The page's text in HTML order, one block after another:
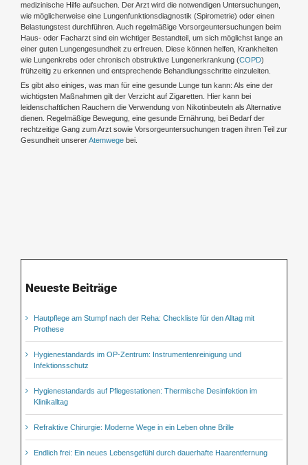
medizinische Hilfe aufsuchen. Der Arzt wird die notwendigen Untersuchungen,
wie möglicherweise eine Lungenfunktionsdiagnostik (Spirometrie) oder einen
Belastungstest durchführen. Auch regelmäßige Vorsorgeuntersuchungen beim
Haus- oder Facharzt sind ein wichtiger Bestandteil, um sich möglichst lange an
einer guten Lungengesundheit zu erfreuen. Diese können helfen, Krankheiten
wie Lungenkrebs oder chronisch obstruktive Lungenerkrankung (COPD)
frühzeitig zu erkennen und entsprechende Behandlungsschritte einzuleiten.
Es gibt also einiges, was man für eine gesunde Lunge tun kann: Als eine der
wichtigsten Maßnahmen gilt der Verzicht auf Zigaretten. Hier kann bei
leidenschaftlichen Rauchern die Verwendung von Nikotinbeuteln als Alternative
dienen. Regelmäßige Bewegung, eine gesunde Ernährung, bei Bedarf der
rechtzeitige Gang zum Arzt sowie Vorsorgeuntersuchungen tragen ihren Teil zur
Gesundheit unsererAtemwege bei.
Neueste Beiträge
Hautpflege am Stumpf nach der Reha: Checkliste für den Alltag mit
Prothese
Hygienestandards im OP-Zentrum: Instrumentenreinigung und
Infektionsschutz
Hygienestandards auf Pflegestationen: Thermische Desinfektion im
Klinikalltag
Refraktive Chirurgie: Moderne Wege in ein Leben ohne Brille
Endlich frei: Ein neues Lebensgefühl durch dauerhafte Haarentfernung